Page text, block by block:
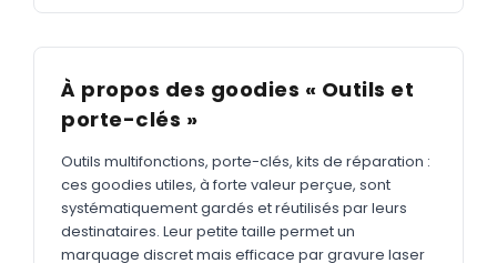
À propos des goodies « Outils et
porte-clés »
Outils multifonctions, porte-clés, kits de réparation :
ces goodies utiles, à forte valeur perçue, sont
systématiquement gardés et réutilisés par leurs
destinataires. Leur petite taille permet un
marquage discret mais efficace par gravure laser